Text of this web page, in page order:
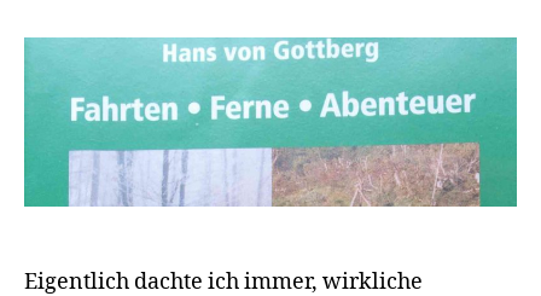
Eigentlich dachte ich immer, wirkliche